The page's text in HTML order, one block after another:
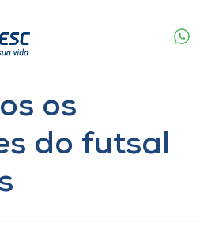
os
do futsal